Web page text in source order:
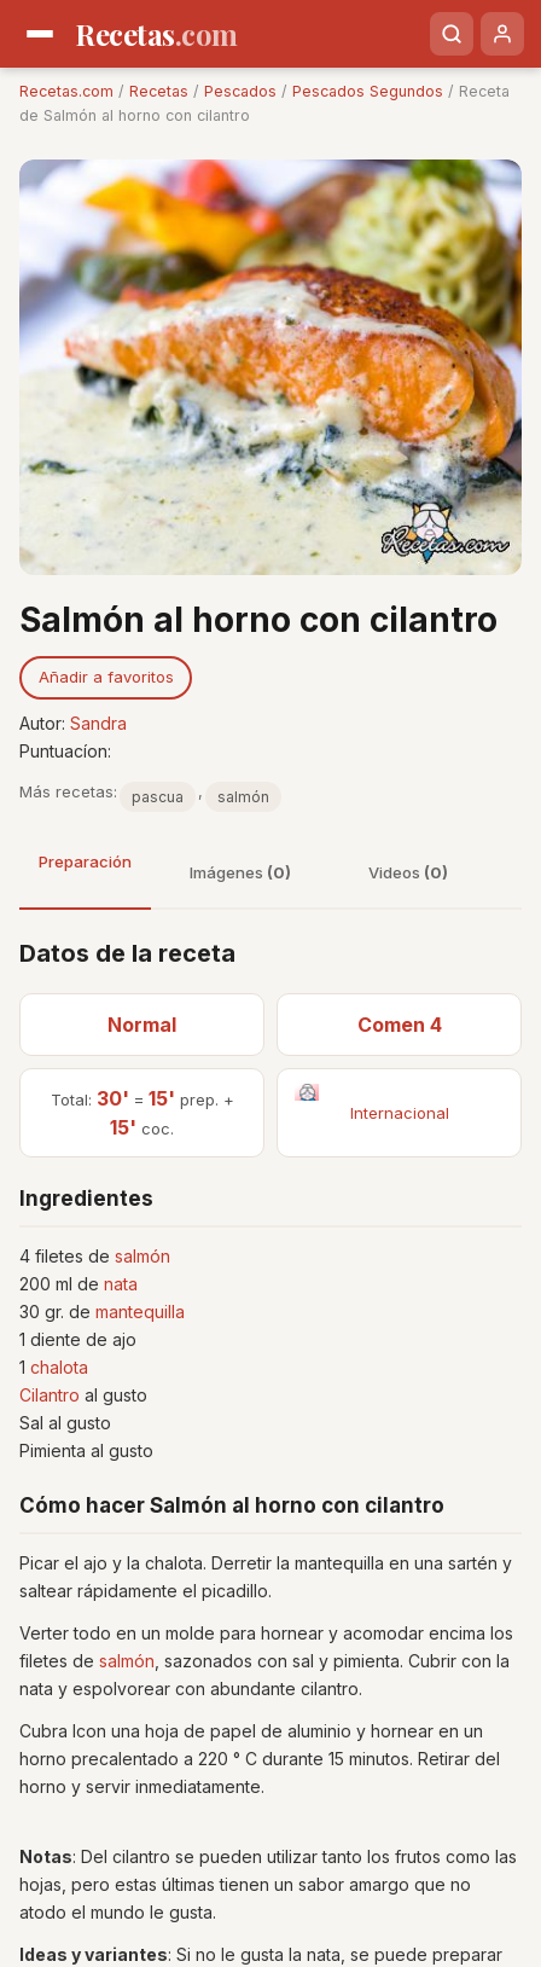
Recetas.com
Recetas.com / Recetas / Pescados / Pescados Segundos / Receta
de Salmón al horno con cilantro
Salmón al horno con cilantro
Añadir a favoritos
Autor: Sandra
Puntuacíon:
Más recetas: pascua , salmón
Preparación
Imágenes (0) Videos (0)
Datos de la receta
Normal Comen 4
Total: 30' = 15' prep. +
15' coc.
Internacional
Ingredientes
4 filetes de salmón
200 ml de nata
30 gr. de mantequilla
1 diente de ajo
1 chalota
Cilantro al gusto
Sal al gusto
Pimienta al gusto
Cómo hacer Salmón al horno con cilantro
Picar el ajo y la chalota. Derretir la mantequilla en una sartén y
saltear rápidamente el picadillo.
Verter todo en un molde para hornear y acomodar encima los
filetes de salmón , sazonados con sal y pimienta. Cubrir con la
nata y espolvorear con abundante cilantro.
Cubra lcon una hoja de papel de aluminio y hornear en un
horno precalentado a 220 ° C durante 15 minutos. Retirar del
horno y servir inmediatamente.
Notas: Del cilantro se pueden utilizar tanto los frutos como las
hojas, pero estas últimas tienen un sabor amargo que no
atodo el mundo le gusta.
Ideas y variantes: Si no le gusta la nata, se puede preparar